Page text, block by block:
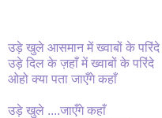
उड़े खुले आसमान में ख्वाबों के परिंदे
उड़े दिल के ज़हाँ में ख्वाबों के परिंदे
ओहो क्या पता जाएँगे कहाँ
उड़े खुले ....जाएँगे कहाँ